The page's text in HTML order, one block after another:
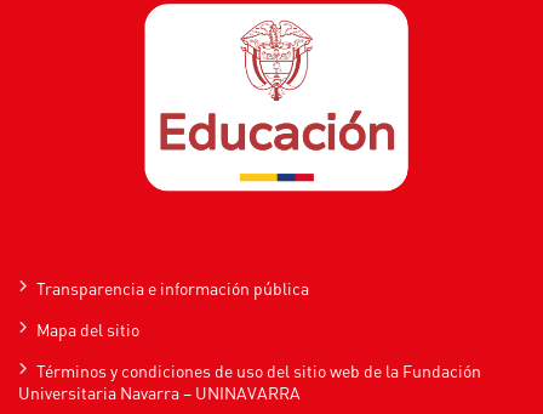
Transparencia e información pública
Mapa del sitio
Términos y condiciones de uso del sitio web de la Fundación
Universitaria Navarra – UNINAVARRA